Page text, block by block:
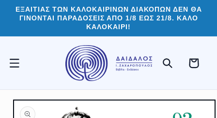
μετάβαση
ΕΞΑΙΤΙΑΣ ΤΩΝ ΚΑΛΟΚΑΙΡΙΝΩΝ ΔΙΑΚΟΠΩΝ ΔΕΝ ΘΑ
ΓΙΝΟΝΤΑΙ ΠΑΡΑΔΟΣΕΙΣ ΑΠΟ 1/8 ΕΩΣ 21/8. ΚΑΛΟ
ΚΑΛΟΚΑΙΡΙ!
Καλάθι
πληροφορίες